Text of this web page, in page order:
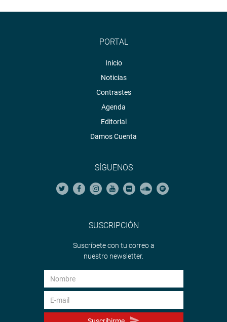
PORTAL
Inicio
Noticias
Contrastes
Agenda
Editorial
Damos Cuenta
SÍGUENOS
SUSCRIPCIÓN
Suscríbete con tu correo a
nuestro newsletter.